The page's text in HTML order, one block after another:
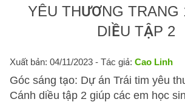
YÊU THƯƠNG TRANG
DIỀU TẬP 2
Xuất bản: 04/11/2023 - Tác giả: Cao Linh
Góc sáng tạo: Dự án Trái tim yêu
Cánh diều tập 2 giúp các em học